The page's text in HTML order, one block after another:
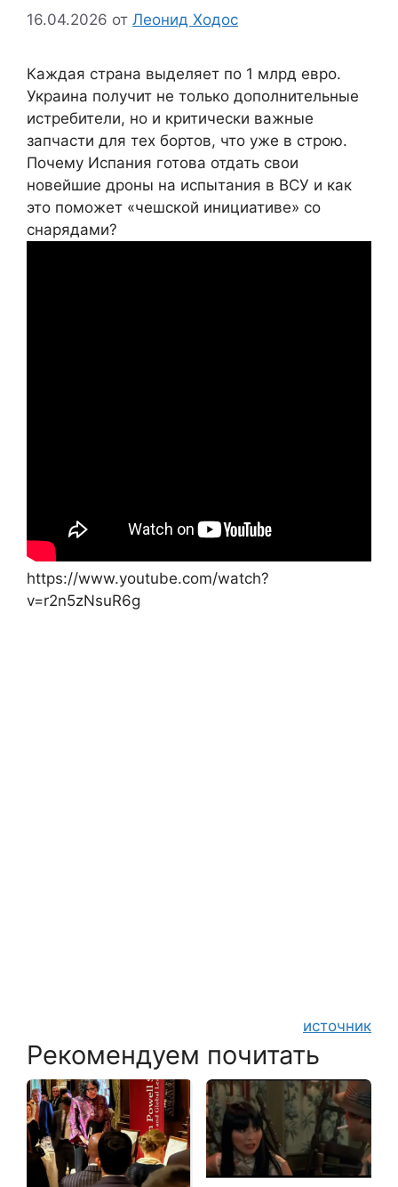
16.04.2026 от Леонид Ходос
Каждая страна выделяет по 1 млрд евро.
Украина получит не только дополнительные
истребители, но и критически важные
запчасти для тех бортов, что уже в строю.
Почему Испания готова отдать свои
новейшие дроны на испытания в ВСУ и как
это поможет «чешской инициативе» со
снарядами?
https://www.youtube.com/watch?
v=r2n5zNsuR6g
источник
Рекомендуем почитать